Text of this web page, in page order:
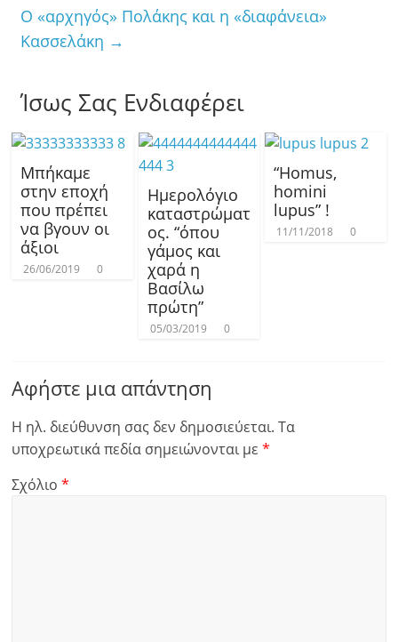
Ο «αρχηγός» Πολάκης και η «διαφάνεια»
Κασσελάκη →
Ίσως Σας Ενδιαφέρει
Μπήκαμε
στην εποχή
που πρέπει
να βγουν οι
άξιοι
26/06/2019 0
Ημερολόγιο
καταστρώματ
ος. “όπου
γάμος και
χαρά η
Βασίλω
πρώτη”
05/03/2019 0
“Homus,
homini
lupus” !
11/11/2018 0
Αφήστε μια απάντηση
Η ηλ. διεύθυνση σας δεν δημοσιεύεται. Τα
υποχρεωτικά πεδία σημειώνονται με*
Σχόλιο*